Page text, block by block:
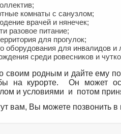
комнаты с санузлом;
врачей и нянечек;
разовое питание;
для прогулок;
оборудования для инвалидов
среди ровесников и
своим родным и дайте ему
на курорте. Он может
и условиями и потом
вам, Вы можете позвонить